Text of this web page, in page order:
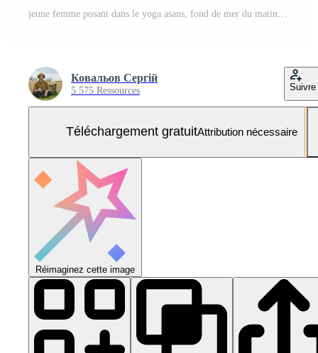
Ковальов Сергій
5 575 Ressources Suivre
Téléchargement gratuitAttribution nécessaire
Réimaginez cette image